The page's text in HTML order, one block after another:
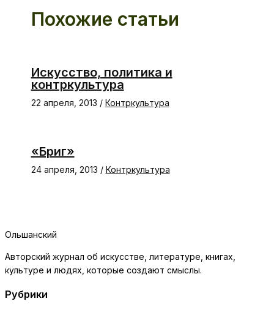
Похожие статьи
Искусство, политика и
контркультура
22 апреля, 2013 / Контркультура
«Бриг»
24 апреля, 2013 / Контркультура
Ольшанский
Авторский журнал об искусстве, литературе, книгах,
культуре и людях, которые создают смыслы.
Рубрики